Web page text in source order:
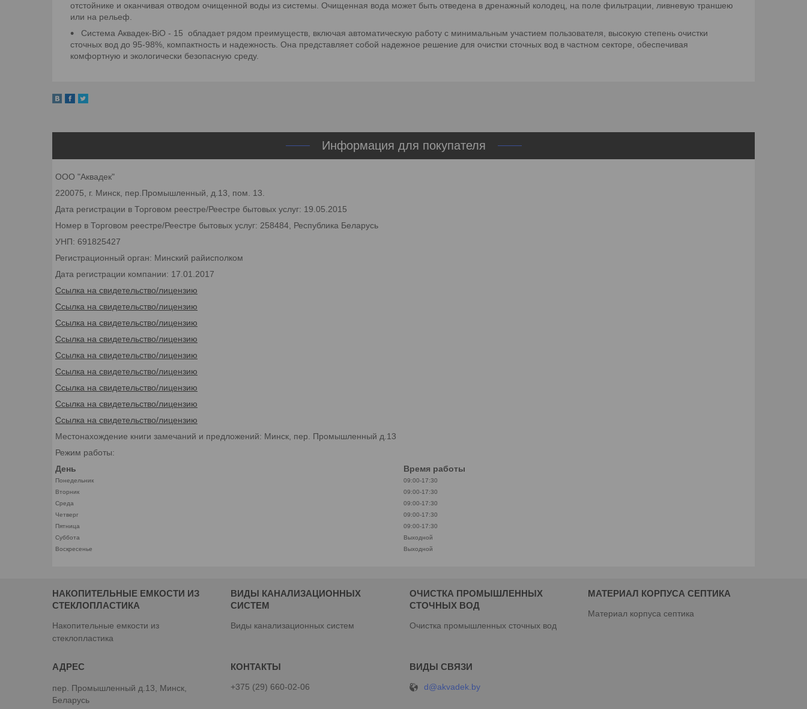
отстойнике и оканчивая отводом очищенной воды из системы. Очищенная вода может быть отведена в дренажный колодец, на поле фильтрации, ливневую траншею
или на рельеф.
Система Аквадек-BiO - 15 обладает рядом преимуществ, включая автоматическую работу с минимальным участием пользователя, высокую степень очистки
сточных вод до 95-98%, компактность и надежность. Она представляет собой надежное решение для очистки сточных вод в частном секторе, обеспечивая
комфортную и экологически безопасную среду.
Информация для покупателя
ООО "Аквадек"
220075, г. Минск, пер.Промышленный, д.13, пом. 13.
Дата регистрации в Торговом реестре/Реестре бытовых услуг: 19.05.2015
Номер в Торговом реестре/Реестре бытовых услуг: 258484, Республика Беларусь
УНП: 691825427
Регистрационный орган: Минский райисполком
Дата регистрации компании: 17.01.2017
Ссылка на свидетельство/лицензию
Ссылка на свидетельство/лицензию
Ссылка на свидетельство/лицензию
Ссылка на свидетельство/лицензию
Ссылка на свидетельство/лицензию
Ссылка на свидетельство/лицензию
Ссылка на свидетельство/лицензию
Ссылка на свидетельство/лицензию
Ссылка на свидетельство/лицензию
Местонахождение книги замечаний и предложений: Минск, пер. Промышленный д.13
Режим работы:
День
Время работы
Понедельник
09:00-17:30
Вторник
09:00-17:30
Среда
09:00-17:30
Четверг
09:00-17:30
Пятница
09:00-17:30
Суббота
Выходной
Воскресенье
Выходной
НАКОПИТЕЛЬНЫЕ ЕМКОСТИ ИЗ
СТЕКЛОПЛАСТИКА
Накопительные емкости из
стеклопластика
ВИДЫ КАНАЛИЗАЦИОННЫХ
СИСТЕМ
Виды канализационных систем
ОЧИСТКА ПРОМЫШЛЕННЫХ
СТОЧНЫХ ВОД
Очистка промышленных сточных вод
МАТЕРИАЛ КОРПУСА СЕПТИКА
Материал корпуса септика
пер. Промышленный д.13, Минск,
Беларусь
+375 (29) 660-02-06 d@akvadek.by